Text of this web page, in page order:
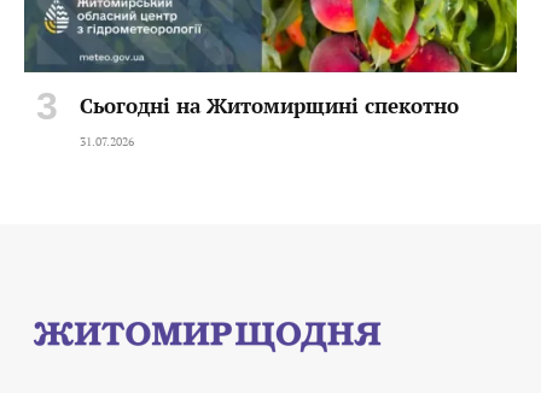
Сьогодні на Житомирщині спекотно
31.07.2026